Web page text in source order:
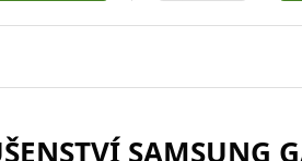
SAMSUNG